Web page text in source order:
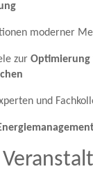
moderner
zur Optimierung
und